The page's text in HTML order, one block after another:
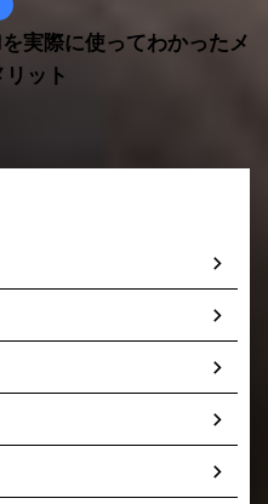
実際に使ってわかったメ
リット